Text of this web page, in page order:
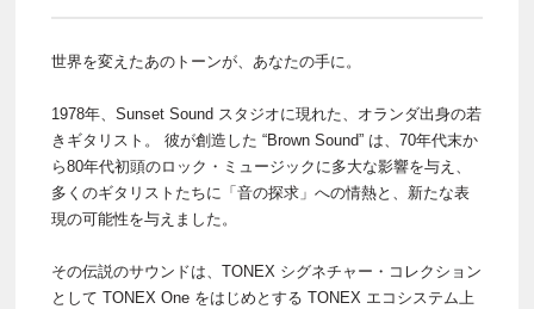
世界を変えたあのトーンが、あなたの手に。
1978年、Sunset Sound スタジオに現れた、オランダ出身の若
きギタリスト。 彼が創造した “Brown Sound” は、70年代末か
ら80年代初頭のロック・ミュージックに多大な影響を与え、
多くのギタリストたちに「音の探求」への情熱と、新たな表
現の可能性を与えました。
その伝説のサウンドは、TONEX シグネチャー・コレクション
として TONEX One をはじめとする TONEX エコシステム上